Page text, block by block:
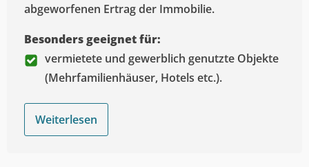
abgeworfenen Ertrag der Immobilie.
Besonders geeignet für:
vermietete und gewerblich genutzte Objekte
(Mehrfamilienhäuser, Hotels etc.).
Weiterlesen